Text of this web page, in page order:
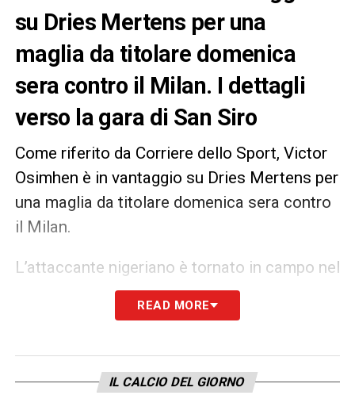
su Dries Mertens per una
maglia da titolare domenica
sera contro il Milan. I dettagli
verso la gara di San Siro
Come riferito da Corriere dello Sport, Victor
Osimhen è in vantaggio su Dries Mertens per
una maglia da titolare domenica sera contro
il Milan.
L’attaccante nigeriano è tornato in campo nel
corso dell’ultimo impegno del Napoli contro il
Bologna, andando anche a segno per la prima
READ MORE
IL CALCIO DEL GIORNO